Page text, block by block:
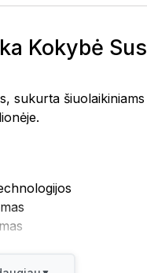
Kokybė
sukurta